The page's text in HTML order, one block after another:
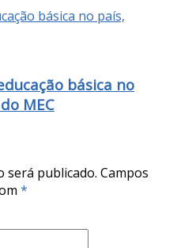
básica no
MEC
será publicado. Campos
*